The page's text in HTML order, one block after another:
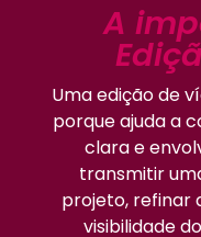
A
Uma edição de
porque ajuda a
clara e
transmitir
projeto, refinar
visibilidade